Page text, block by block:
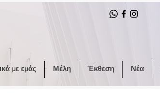
με εμάς Μέλη Έκθεση Νέα